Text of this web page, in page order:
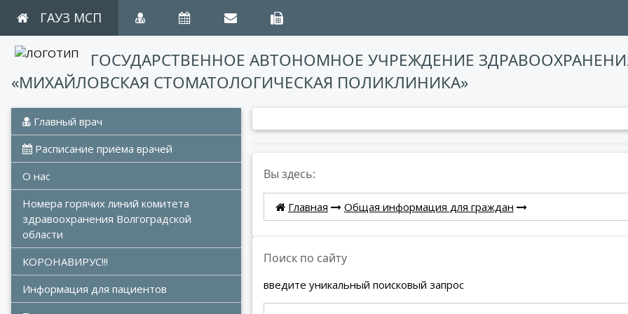
ГАУЗ МСП
ГОСУДАРСТВЕННОЕ АВТОНОМНОЕ УЧРЕЖДЕНИЕ
«МИХАЙЛОВСКАЯ СТОМАТОЛОГИЧЕСКАЯ ПОЛИКЛИНИКА»
Главный врач
Расписание приёма врачей
О нас
Номера горячих линий комитета
здравоохранения Волгоградской
области
КОРОНАВИРУС!!!
Информация для пациентов
Вы здесь:
Главная Общая информация для граждан
Поиск по сайту
введите уникальный поисковый запрос